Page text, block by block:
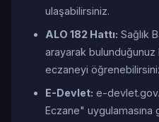
ulaşabilirsiniz.
ALO 182 Hattı: Sağlık
arayarak
eczaneyi
E-Devlet: e-
Eczane" uygulamasına